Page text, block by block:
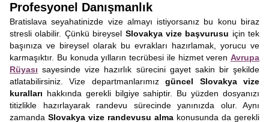
Profesyonel Danışmanlık
Bratislava seyahatinizde vize almayı istiyorsanız bu konu biraz
stresli olabilir. Çünkü bireysel Slovakya vize başvurusu için tek
başınıza ve bireysel olarak bu evrakları hazırlamak, yorucu ve
karmaşıktır. Bu konuda yılların tecrübesi ile hizmet veren Avrupa
Rüyası sayesinde vize hazırlık sürecini gayet sakin bir şekilde
atlatabilirsiniz. Vize departmanlarımızgüncel Slovakya vize
kuralları hakkında gerekli bilgiye sahiptir. Bu yüzden dosyanızı
titizlikle hazırlayarak randevu sürecinde yanınızda olur. Aynı
zamanda Slovakya vize randevusu alma konusunda da gerekli